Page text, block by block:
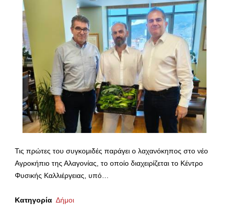
Τις πρώτες του συγκομιδές παράγει ο λαχανόκηπος στο νέο
Αγροκήπιο της Αλαγονίας, το οποίο διαχειρίζεται το Κέντρο
Φυσικής Καλλιέργειας, υπό…
Κατηγορία Δήμοι